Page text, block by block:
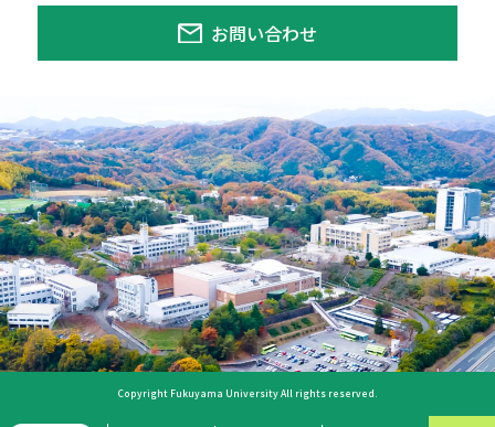
お問い合わせ
Copyright Fukuyama University All rights reserved.